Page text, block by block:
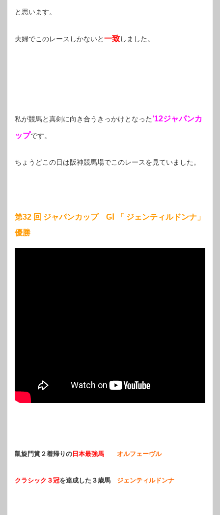
と思います。
夫婦でこのレースしかないと一致しました。
私が競馬と真剣に向き合うきっかけとなった’12ジャパンカ
ップです。
ちょうどこの日は阪神競馬場でこのレースを見ていました。
第32 回 ジャパンカップ GⅠ 「 ジェンティルドンナ」
優勝
凱旋門賞２着帰りの日本最強馬 オルフェーヴル
クラシック３冠を達成した３歳馬 ジェンティルドンナ